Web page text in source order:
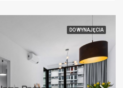
DO WYNAJĘCIA